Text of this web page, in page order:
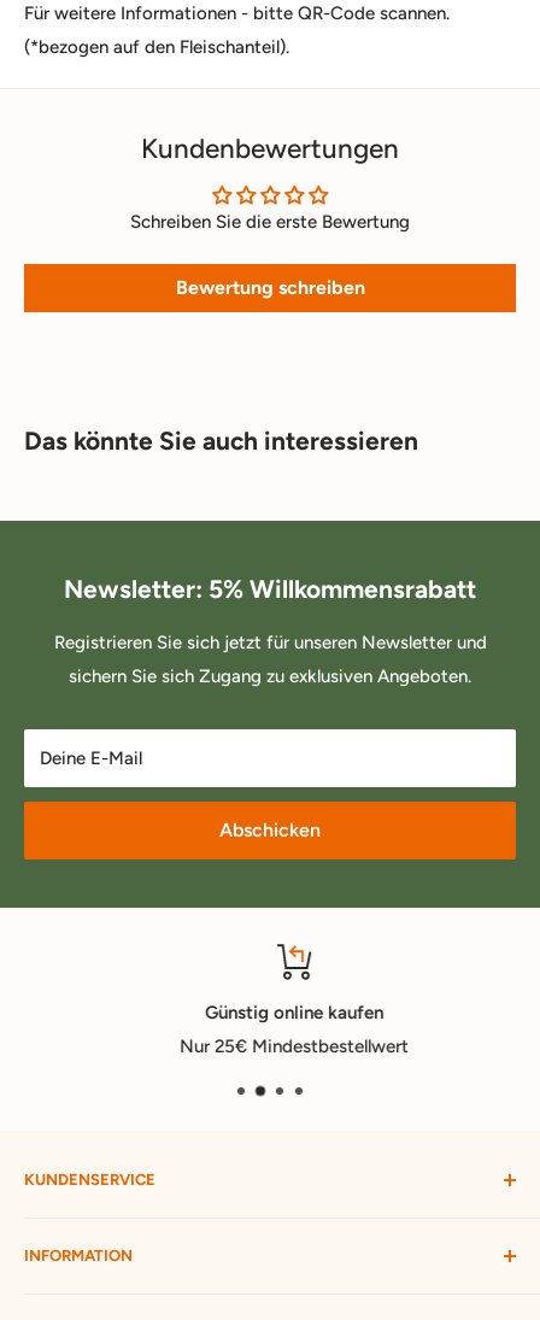
Für weitere Informationen - bitte QR-Code scannen.
(*bezogen auf den Fleischanteil).
Kundenbewertungen
Schreiben Sie die erste Bewertung
Bewertung schreiben
Das könnte Sie auch interessieren
Newsletter: 5% Willkommensrabatt
Registrieren Sie sich jetzt für unseren Newsletter und
sichern Sie sich Zugang zu exklusiven Angeboten.
Deine E-Mail
Abschicken
Günstig online kaufen
Nur 25€ Mindestbestellwert
KUNDENSERVICE
Mein Konto
Widerruf starten
Bestellung verfolgen
INFORMATION
Versandbedingungen